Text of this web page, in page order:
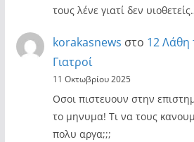
τους λένε γιατί δεν
korakasnews στο 12 Λάθη
Γιατροί
11 Οκτωβρίου 2025
Οσοι πιστευουν στην
το μηνυμα! Τι να τους
πολυ αργα;;;